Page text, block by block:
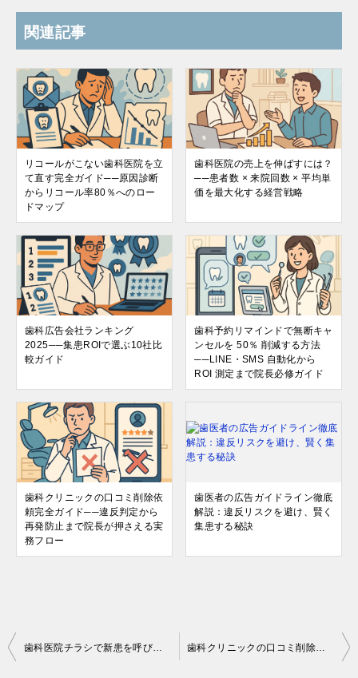
関連記事
リコールがこない歯科医院を立
て直す完全ガイド──原因診断
からリコール率80％へのロー
ドマップ
歯科医院の売上を伸ばすには？
──患者数 × 来院回数 × 平均単
価を最大化する経営戦略
歯科広告会社ランキング
2025──集患ROIで選ぶ10社比
較ガイド
歯科予約リマインドで無断キャ
ンセルを 50％ 削減する方法
──LINE・SMS 自動化から
ROI 測定まで院長必修ガイド
歯科クリニックの口コミ削除依
頼完全ガイド──違反判定から
再発防止まで院長が押さえる実
務フロー
歯医者の広告ガイドライン徹底
解説：違反リスクを避け、賢く
集患する秘訣
投
歯科医院チラシで新患を呼び込む完全マニュアル──反響率を3倍にするデザイン・配布戦略 歯科クリニックの口コミ削除依頼完全ガイド──違反判定から再発防止まで院長が押さえる実務フロー